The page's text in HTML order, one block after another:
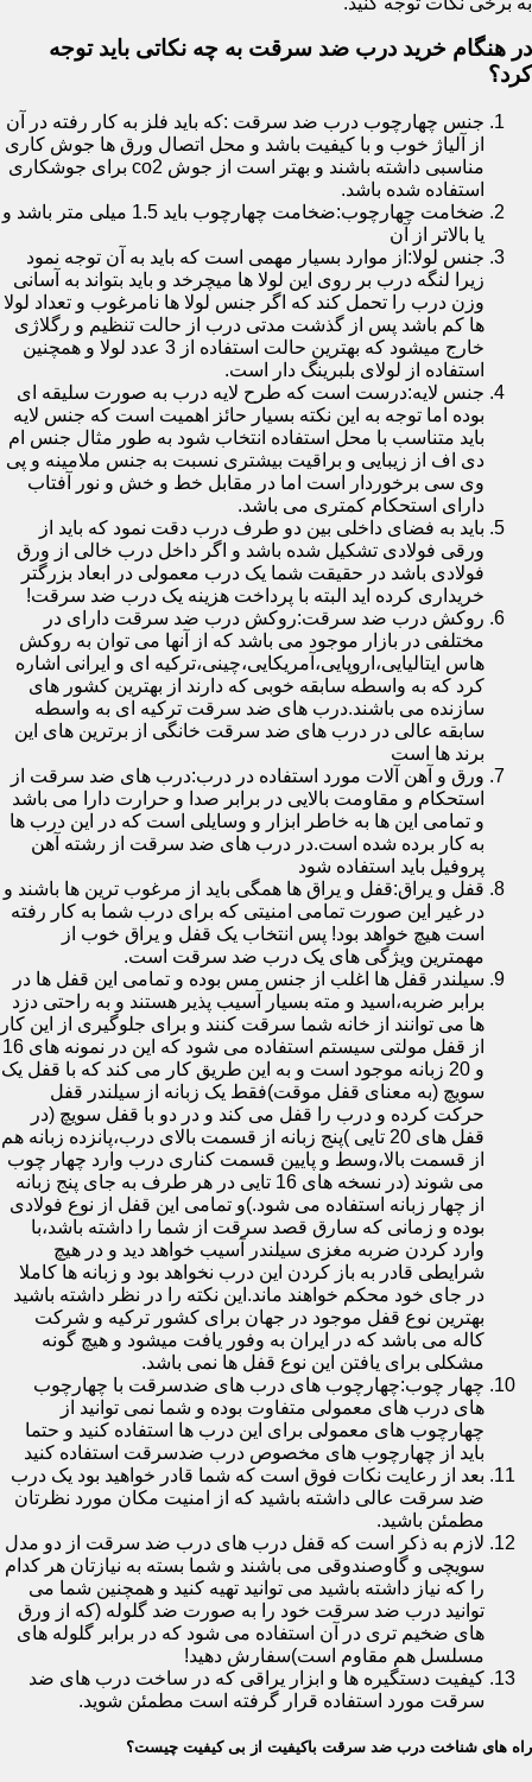
در هنگام خرید درب ضد سرقت به چه نکاتی باید توجه
کرد؟
جنس چهارچوب درب ضد سرقت :که باید فلز به کار رفته در آن
از آلیاژ خوب و با کیفیت باشد و محل اتصال ورق ها جوش کاری
مناسبی داشته باشند و بهتر است از جوش co2 برای جوشکاری
استفاده شده باشد.
ضخامت چهارچوب:ضخامت چهارچوب باید 1.5 میلی متر باشد و
یا بالاتر از آن
جنس لولا:از موارد بسیار مهمی است که باید به آن توجه نمود
زیرا لنگه درب بر روی این لولا ها میچرخد و باید بتواند به آسانی
وزن درب را تحمل کند که اگر جنس لولا ها نامرغوب و تعداد لولا
ها کم باشد پس از گذشت مدتی درب از حالت تنظیم و رگلاژی
خارج میشود که بهترین حالت استفاده از 3 عدد لولا و همچنین
استفاده از لولای بلبرینگ دار است.
جنس لایه:درست است که طرح لایه درب به صورت سلیقه ای
بوده اما توجه به این نکته بسیار حائز اهمیت است که جنس لایه
باید متناسب با محل استفاده انتخاب شود به طور مثال جنس ام
دی اف از زیبایی و براقیت بیشتری نسبت به جنس ملامینه و پی
وی سی برخوردار است اما در مقابل خط و خش و نور آفتاب
دارای استحکام کمتری می باشد.
باید به فضای داخلی بین دو طرف درب دقت نمود که باید از
ورقی فولادی تشکیل شده باشد و اگر داخل درب خالی از ورق
فولادی باشد در حقیقت شما یک درب معمولی در ابعاد بزرگتر
خریداری کرده اید البته با پرداخت هزینه یک درب ضد سرقت!
روکش درب ضد سرقت:روکش درب ضد سرقت دارای در
مختلفی در بازار موجود می باشد که از آنها می توان به روکش
هاس ایتالیایی،اروپایی،آمریکایی،چینی،ترکیه ای و ایرانی اشاره
کرد که به واسطه سابقه خوبی که دارند از بهترین کشور های
سازنده می باشند.درب های ضد سرقت ترکیه ای به واسطه
سابقه عالی در درب های ضد سرقت خانگی از برترین های این
برند ها است
ورق و آهن آلات مورد استفاده در درب:درب های ضد سرقت از
استحکام و مقاومت بالایی در برابر صدا و حرارت دارا می باشد
و تمامی این ها به خاطر ابزار و وسایلی است که در این درب ها
به کار برده شده است.در درب های ضد سرقت از رشته آهن
پروفیل باید استفاده شود
قفل و یراق:قفل و یراق ها همگی باید از مرغوب ترین ها باشند و
در غیر این صورت تمامی امنیتی که برای درب شما به کار رفته
است هیچ خواهد بود! پس انتخاب یک قفل و یراق خوب از
مهمترین ویژگی های یک درب ضد سرقت است.
سیلندر قفل ها اغلب از جنس مس بوده و تمامی این قفل ها در
برابر ضربه،اسید و مته بسیار آسیب پذیر هستند و به راحتی دزد
ها می توانند از خانه شما سرقت کنند و برای جلوگیری از این کار
از قفل مولتی سیستم استفاده می شود که این در نمونه های 16
و 20 زبانه موجود است و به این طریق کار می کند که با قفل یک
سویچ (به معنای قفل موقت)فقط یک زبانه از سیلندر قفل
حرکت کرده و درب را قفل می کند و در دو با قفل سویچ (در
قفل های 20 تایی )پنج زبانه از قسمت بالای درب،پانزده زبانه هم
از قسمت بالا،وسط و پایین قسمت کناری درب وارد چهار چوب
می شوند (در نسخه های 16 تایی در هر طرف به جای پنج زبانه
از چهار زبانه استفاده می شود.)و تمامی این قفل از نوع فولادی
بوده و زمانی که سارق قصد سرقت از شما را داشته باشد،با
وارد کردن ضربه مغزی سیلندر آسیب خواهد دید و در هیچ
شرایطی قادر به باز کردن این درب نخواهد بود و زبانه ها کاملا
در جای خود محکم خواهند ماند.این نکته را در نظر داشته باشید
بهترین نوع قفل موجود در جهان برای کشور ترکیه و شرکت
کاله می باشد که در ایران به وفور یافت میشود و هیچ گونه
مشکلی برای یافتن این نوع قفل ها نمی باشد.
چهار چوب:چهارچوب های درب های ضدسرقت با چهارچوب
های درب های معمولی متفاوت بوده و شما نمی توانید از
چهارچوب های معمولی برای این درب ها استفاده کنید و حتما
باید از چهارچوب های مخصوص درب ضدسرقت استفاده کنید
بعد از رعایت نکات فوق است که شما قادر خواهید بود یک درب
ضد سرقت عالی داشته باشید که از امنیت مکان مورد نظرتان
مطمئن باشید.
لازم به ذکر است که قفل درب های درب ضد سرقت از دو مدل
سویچی و گاوصندوقی می باشند و شما بسته به نیازتان هر کدام
را که نیاز داشته باشید می توانید تهیه کنید و همچنین شما می
توانید درب ضد سرقت خود را به صورت ضد گلوله (که از ورق
های ضخیم تری در آن استفاده می شود که در برابر گلوله های
مسلسل هم مقاوم است)سفارش دهید!
کیفیت دستگیره ها و ابزار یراقی که در ساخت درب های ضد
سرقت مورد استفاده قرار گرفته است مطمئن شوید.
راه های شناخت درب ضد سرقت باکیفیت از بی کیفیت چیست؟